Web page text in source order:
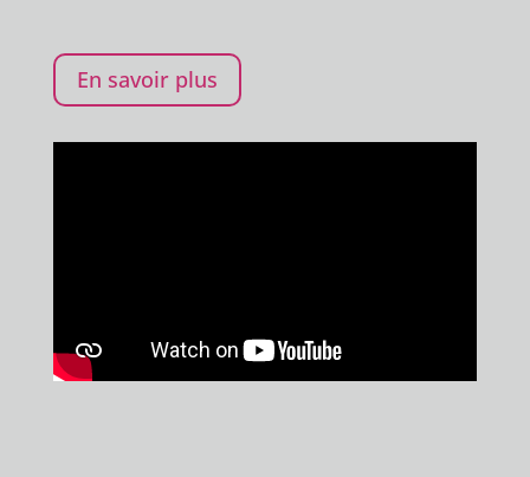
En savoir plus